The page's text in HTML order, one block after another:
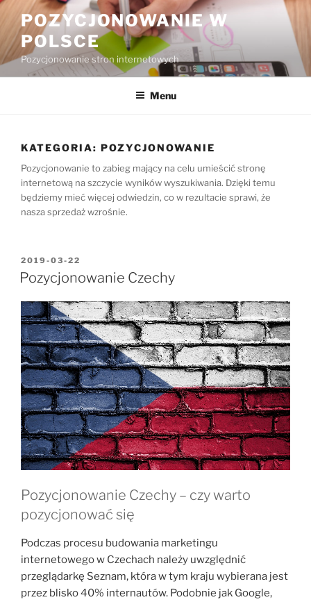
Przejdź
treści
POZYCJONOWANIE W
POLSCE
Pozycjonowanie stron internetowych
Menu
KATEGORIA: POZYCJONOWANIE
Pozycjonowanie to zabieg mający na celu umieścić stronę
internetową na szczycie wyników wyszukiwania. Dzięki temu
będziemy mieć więcej odwiedzin, co w rezultacie sprawi, że
nasza sprzedaż wzrośnie.
OPUBLIKOWANE
W
2019-03-22
Pozycjonowanie Czechy
Pozycjonowanie Czechy – czy warto
pozycjonować się
Podczas procesu budowania marketingu
internetowego w Czechach należy uwzględnić
przeglądarkę Seznam, która w tym kraju wybierana jest
przez blisko 40% internautów. Podobnie jak Google,